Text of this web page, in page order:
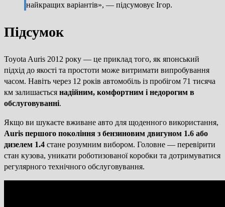
найкращих варіантів», — підсумовує Ігор.
Підсумок
Toyota Auris 2012 року — це приклад того, як японський
підхід до якості та простоти може витримати випробування
часом. Навіть через 12 років автомобіль із пробігом 71 тисяча
км залишається надійним, комфортним і недорогим в
обслуговуванні.
Якщо ви шукаєте вживане авто для щоденного використання,
Auris першого покоління з бензиновим двигуном 1.6 або
дизелем 1.4 стане розумним вибором. Головне — перевірити
стан кузова, уникати роботизованої коробки та дотримуватися
регулярного технічного обслуговування.